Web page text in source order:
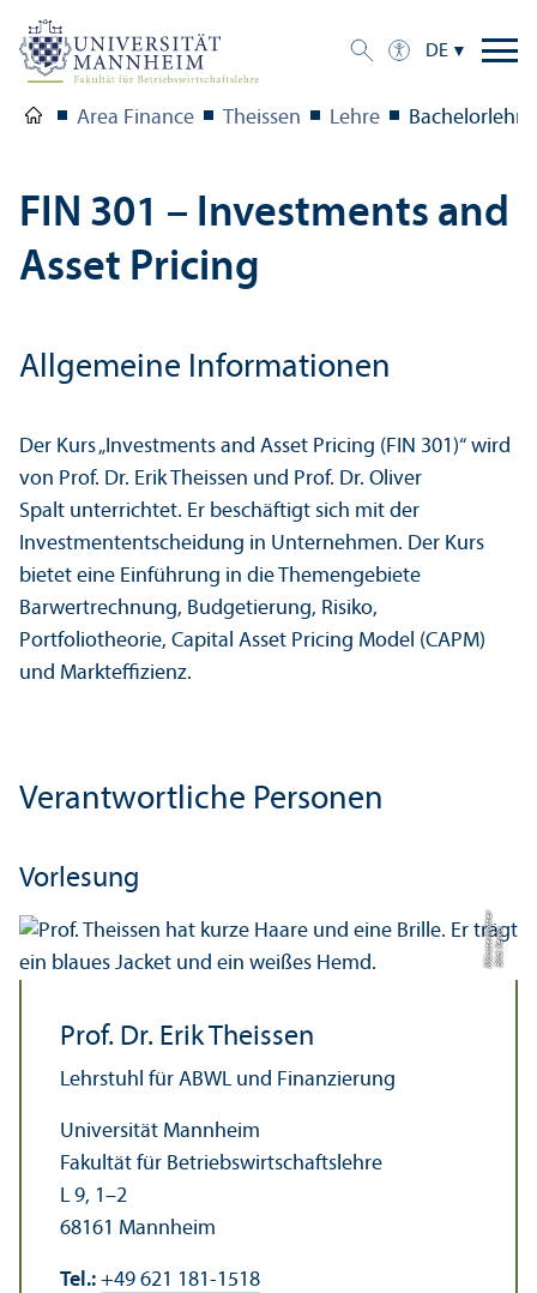
DE
Area Finance Theissen Lehre Bachelor­lehre
FIN 301 – Investments and
Asset Pricing
Allgemeine Informationen
Der Kurs „Investments and Asset Pricing (FIN 301)“ wird
von Prof. Dr. Erik Theissen und Prof. Dr. Oliver
Spalt unter­richtet. Er beschäftigt sich mit der
Investmententscheidung in Unter­nehmen. Der Kurs
bietet eine Einführung in die Themengebiete
Barwertrechnung, Budgetierung, Risiko,
Portfoliotheorie, Capital Asset Pricing Model (CAPM)
und Markt­effizienz.
Verantwortliche Personen
Vorlesung
Bil
d:
X
e
ni
a
M
ü
n
s
t
e
r
k
ö
t
t
e
r
Prof. Dr. Erik Theissen
Lehr­stuhl für ABWL und Finanzierung
Universität Mannheim
Fakultät für Betriebs­wirtschafts­lehre
L 9, 1–2
68161 Mannheim
Tel.: +49 621 181-1518